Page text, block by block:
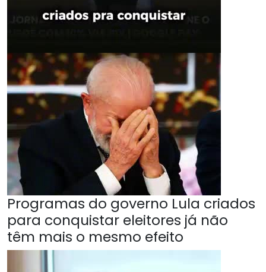
Programas do governo Lula criados
para conquistar eleitores já não
têm mais o mesmo efeito